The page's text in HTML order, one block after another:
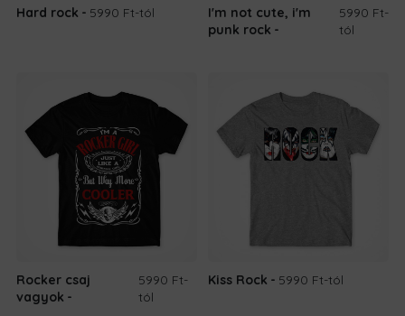
Hard rock 5990 Ft-tól
I'm not cute, i'm
punk rock
5990 Ft-
tól
Rocker csaj
vagyok
5990 Ft-
tól
Kiss Rock 5990 Ft-tól